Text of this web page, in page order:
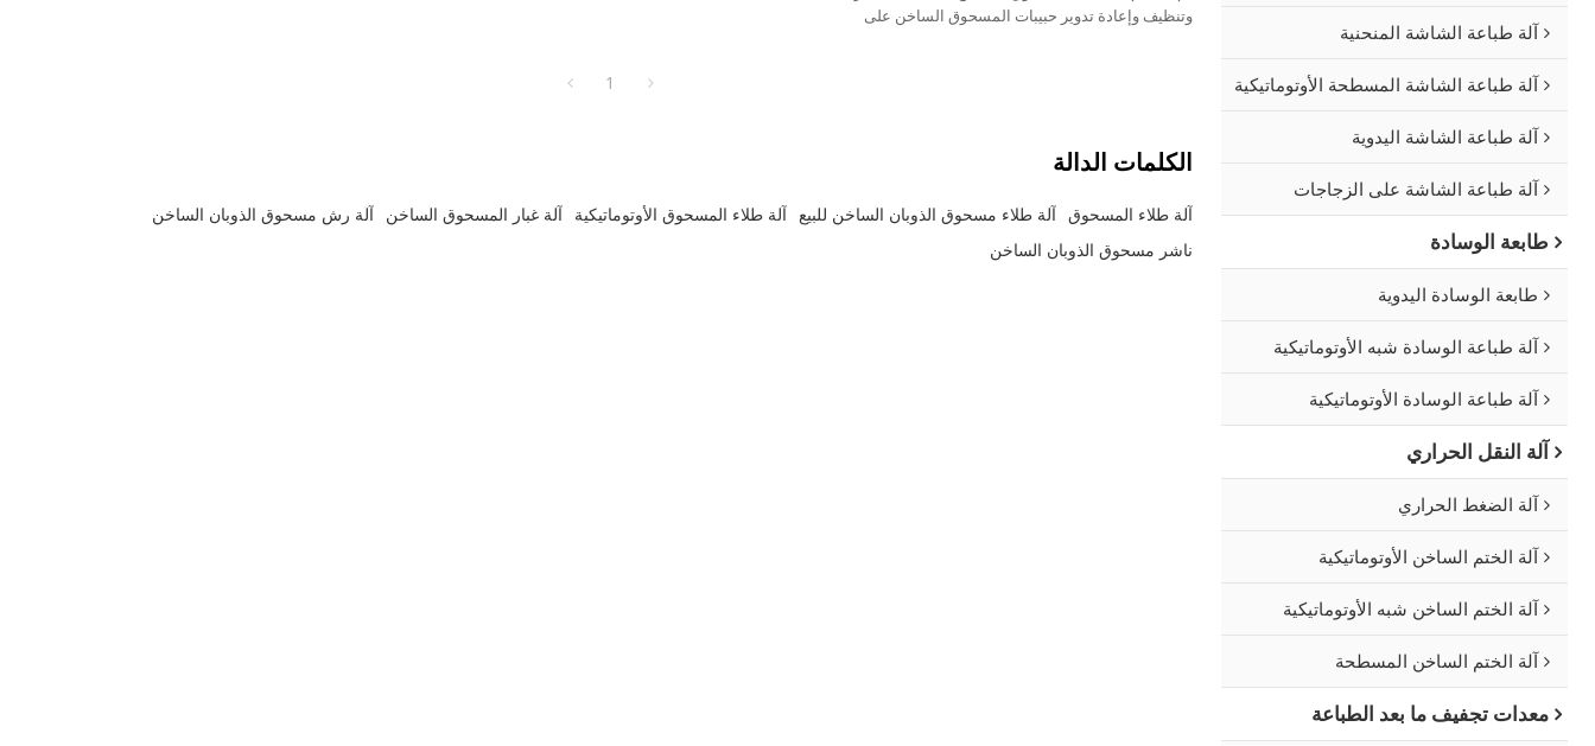
وتنظيف وإعادة تدوير حبيبات المسحوق الساخن على
1
الكلمات الدالة
آلة طلاء المسحوق آلة طلاء مسحوق الذوبان الساخن للبيع آلة طلاء المسحوق الأوتوماتيكية آلة غبار المسحوق الساخن آلة رش مسحوق الذوبان الساخن
ناشر مسحوق الذوبان الساخن
آلة طباعة الشاشة المنحنية
آلة طباعة الشاشة المسطحة الأوتوماتيكية
آلة طباعة الشاشة اليدوية
آلة طباعة الشاشة على الزجاجات
طابعة الوسادة
طابعة الوسادة اليدوية
آلة طباعة الوسادة شبه الأوتوماتيكية
آلة طباعة الوسادة الأوتوماتيكية
آلة النقل الحراري
آلة الضغط الحراري
آلة الختم الساخن الأوتوماتيكية
آلة الختم الساخن شبه الأوتوماتيكية
آلة الختم الساخن المسطحة
معدات تجفيف ما بعد الطباعة